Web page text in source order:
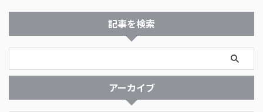
記事を検索
アーカイブ